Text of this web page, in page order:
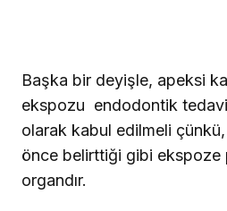
Başka bir deyişle, apeksi
ekspozu endodontik
olarak kabul edilmeli çünkü,
önce belirttiği gibi ekspoze
organdır.